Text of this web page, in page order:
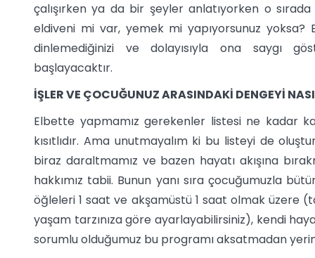
çalışırken ya da bir şeyler anlatıyorken o
eldiveni mi var, yemek mi yapıyorsunuz
dinlemediğinizi ve dolayısıyla ona saygı
başlayacaktır.
İŞLER VE ÇOCUĞUNUZ ARASINDAKİ DENGEYİ
Elbette yapmamız gerekenler listesi ne kadar
kısıtlıdır. Ama unutmayalım ki bu listeyi de
biraz daraltmamız ve bazen hayatı akışına
hakkımız tabii. Bunun yanı sıra çocuğumuzla
öğleleri 1 saat ve akşamüstü 1 saat olmak üzere
yaşam tarzınıza göre ayarlayabilirsiniz), kendi
sorumlu olduğumuz bu programı aksatmadan